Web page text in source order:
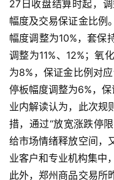
27日收盘结算时起，
幅度及交易保证金比例
幅度调整为10%，套保
调整为11%、12%；氧
为8%，保证金比例对
停板幅度调整为6%，保
业内解读认为，此次规
措，通过“放宽涨跌停
给市场情绪释放空间，
业客户和专业机构集中
此外，郑州商品交易所